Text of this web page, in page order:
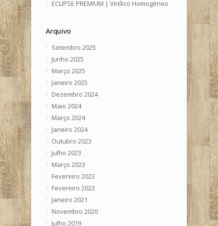
ECLIPSE PREMIUM | Vinílico Homogéneo
Arquivo
Setembro 2025
Junho 2025
Março 2025
Janeiro 2025
Dezembro 2024
Maio 2024
Março 2024
Janeiro 2024
Outubro 2023
Julho 2023
Março 2023
Fevereiro 2023
Fevereiro 2022
Janeiro 2021
Novembro 2020
Julho 2019